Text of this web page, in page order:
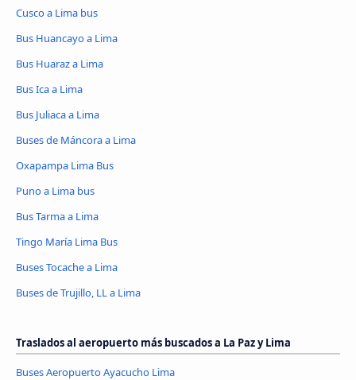
Cusco a Lima bus
Bus Huancayo a Lima
Bus Huaraz a Lima
Bus Ica a Lima
Bus Juliaca a Lima
Buses de Máncora a Lima
Oxapampa Lima Bus
Puno a Lima bus
Bus Tarma a Lima
Tingo María Lima Bus
Buses Tocache a Lima
Buses de Trujillo, LL a Lima
Traslados al aeropuerto más buscados a La Paz y Lima
Buses Aeropuerto Ayacucho Lima